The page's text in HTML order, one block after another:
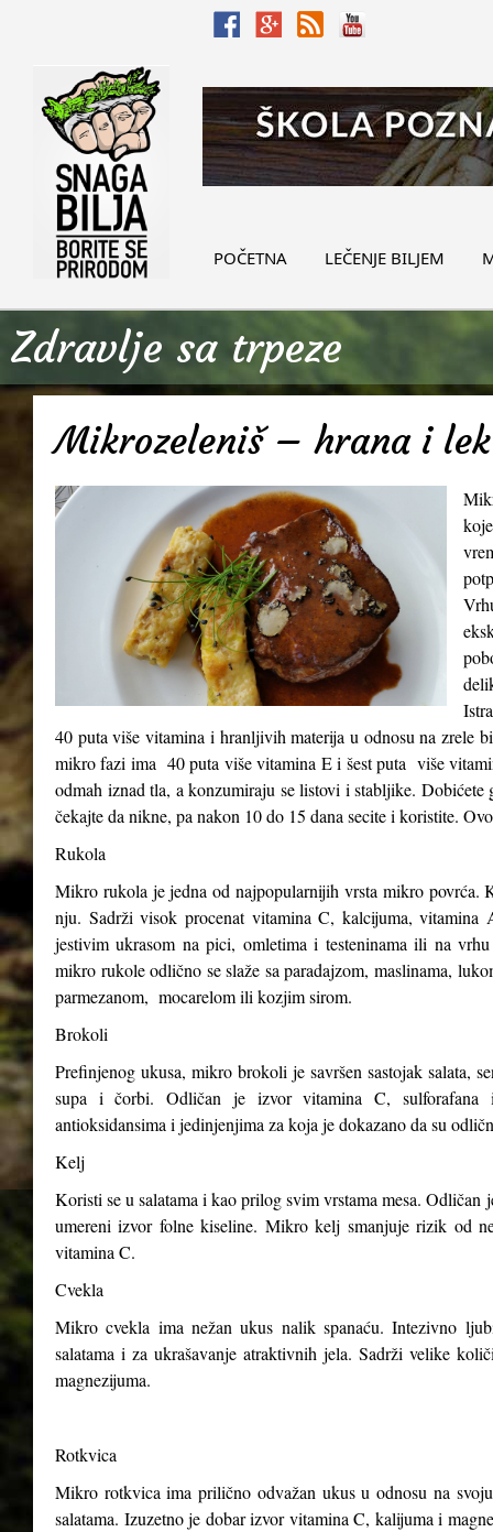
POČETNA LEČENJE BILJEM
Zdravlje sa trpeze
Mikrozeleniš – hrana i lek
40 puta više vitamina i hranljivih materija u odnosu na zrele
mikro fazi ima 40 puta više vitamina E i šest puta više
odmah iznad tla, a konzumiraju se listovi i stabljike. Dobićete
čekajte da nikne, pa nakon 10 do 15 dana secite i koristite.
Rukola
Mikro rukola je jedna od najpopularnijih vrsta mikro povrća.
nju. Sadrži visok procenat vitamina C, kalcijuma,
jestivim ukrasom na pici, omletima i testeninama ili na
mikro rukole odlično se slaže sa paradajzom, maslinama,
parmezanom, mocarelom ili kozjim sirom.
Brokoli
Prefinjenog ukusa, mikro brokoli je savršen sastojak salata,
supa i čorbi. Odličan je izvor vitamina C,
antioksidansima i jedinjenjima za koja je dokazano da su
Kelj
Koristi se u salatama i kao prilog svim vrstama mesa.
umereni izvor folne kiseline. Mikro kelj smanjuje rizik od
vitamina C.
Cvekla
Mikro cvekla ima nežan ukus nalik spanaću. Intezivno
salatama i za ukrašavanje atraktivnih jela. Sadrži velike
magnezijuma.
Rotkvica
Mikro rotkvica ima prilično odvažan ukus u odnosu na
salatama. Izuzetno je dobar izvor vitamina C, kalijuma i